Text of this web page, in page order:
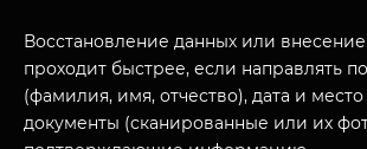
МУЗЕЙНЫЙ
О НАС
НАЗАД
Восстановление данных или
проходит быстрее, если направлять
(фамилия, имя, отчество), дата и
документы (сканированные или их